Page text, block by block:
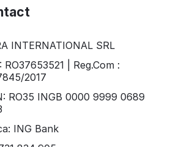
INTERNATIONAL SRL​
RO37653521 | Reg.Com :
2017
RO35 INGB 0000 9999 0689
ING Bank